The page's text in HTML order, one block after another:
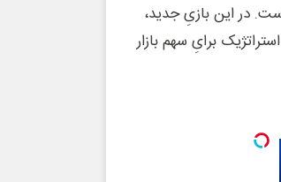
در این بازیِ جدید،
برایِ سهم بازار